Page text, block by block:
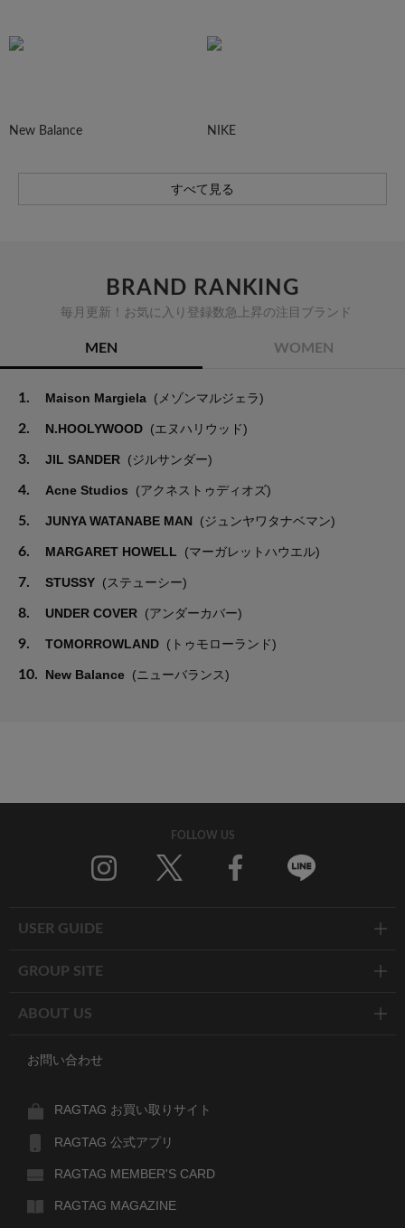
New Balance NIKE
すべて見る
BRAND RANKING
毎月更新！お気に入り登録数急上昇の注目ブランド
MEN WOMEN
1. Maison Margiela (メゾンマルジェラ)
2. N.HOOLYWOOD (エヌハリウッド)
3. JIL SANDER (ジルサンダー)
4. Acne Studios (アクネストゥディオズ)
5. JUNYA WATANABE MAN (ジュンヤワタナベマン)
6. MARGARET HOWELL (マーガレットハウエル)
7. STUSSY (ステューシー)
8. UNDER COVER (アンダーカバー)
9. TOMORROWLAND (トゥモローランド)
10. New Balance (ニューバランス)
FOLLOW US
USER GUIDE
GROUP SITE
ABOUT US
お問い合わせ
RAGTAG お買い取りサイト
RAGTAG 公式アプリ
RAGTAG MEMBER'S CARD
RAGTAG MAGAZINE